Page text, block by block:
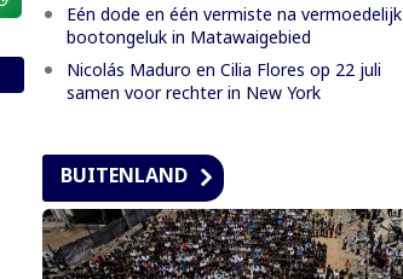
Eén dode en één vermiste na vermoedelijk
bootongeluk in Matawaigebied
Nicolás Maduro en Cilia Flores op 22 juli
samen voor rechter in New York
BUITENLAND